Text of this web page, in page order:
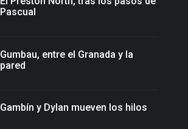
Pascual
Gumbau, entre el Granada y la
pared
Gambín y Dylan mueven los hilos